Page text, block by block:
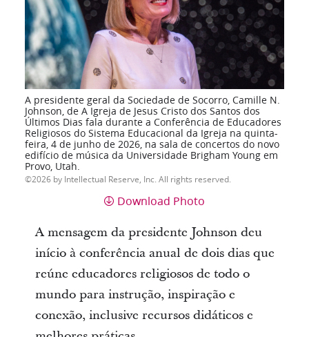
A presidente geral da Sociedade de Socorro, Camille N.
Johnson, de A Igreja de Jesus Cristo dos Santos dos
Últimos Dias fala durante a Conferência de Educadores
Religiosos do Sistema Educacional da Igreja na quinta-
feira, 4 de junho de 2026, na sala de concertos do novo
edifício de música da Universidade Brigham Young em
Provo, Utah.
2026 by Intellectual Reserve, Inc. All rights reserved.
Download Photo
A mensagem da presidente Johnson deu
início à conferência anual de dois dias que
reúne educadores religiosos de todo o
mundo para instrução, inspiração e
conexão, inclusive recursos didáticos e